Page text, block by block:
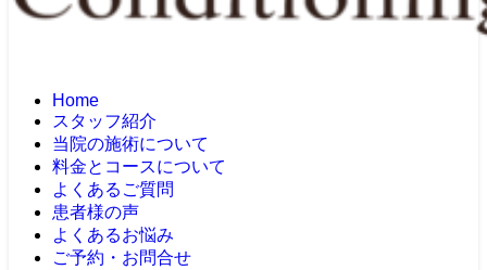
Home
スタッフ紹介
当院の施術について
料金とコースについて
よくあるご質問
患者様の声
よくあるお悩み
ご予約・お問合せ